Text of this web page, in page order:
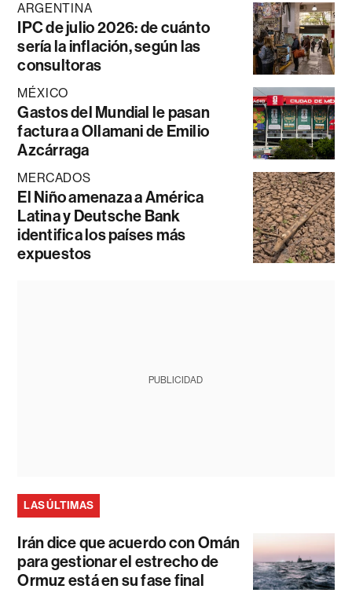
ARGENTINA
IPC de julio 2026: de cuánto
sería la inflación, según las
consultoras
MÉXICO
Gastos del Mundial le pasan
factura a Ollamani de Emilio
Azcárraga
MERCADOS
El Niño amenaza a América
Latina y Deutsche Bank
identifica los países más
expuestos
PUBLICIDAD
LAS ÚLTIMAS
Irán dice que acuerdo con Omán
para gestionar el estrecho de
Ormuz está en su fase final